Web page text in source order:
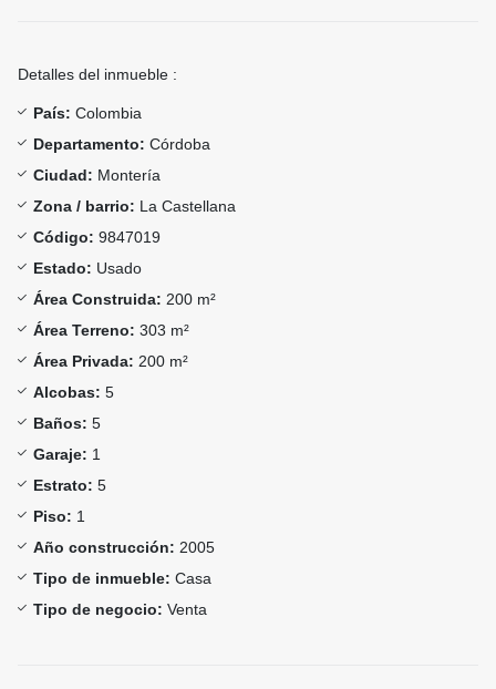
Detalles del inmueble :
País: Colombia
Departamento: Córdoba
Ciudad: Montería
Zona / barrio: La Castellana
Código: 9847019
Estado: Usado
Área Construida: 200 m²
Área Terreno: 303 m²
Área Privada: 200 m²
Alcobas: 5
Baños: 5
Garaje: 1
Estrato: 5
Piso: 1
Año construcción: 2005
Tipo de inmueble: Casa
Tipo de negocio: Venta